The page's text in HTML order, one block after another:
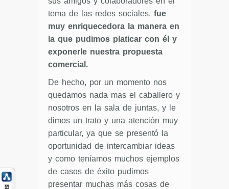
tema de las redes sociales, fue
muy enriquecedora la manera en
la que pudimos platicar con él y
exponerle nuestra propuesta
comercial.
De hecho, por un momento nos
quedamos nada mas el caballero y
nosotros en la sala de juntas, y le
dimos un trato y una atención muy
particular, ya que se presentó la
oportunidad de intercambiar ideas
y como teníamos muchos ejemplos
de casos de éxito pudimos
presentar muchas más cosas de